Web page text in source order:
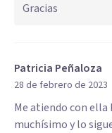
Gracias
Patricia Peñaloza
28 de febrero de 2023
Me atiendo con ella
muchísimo y lo